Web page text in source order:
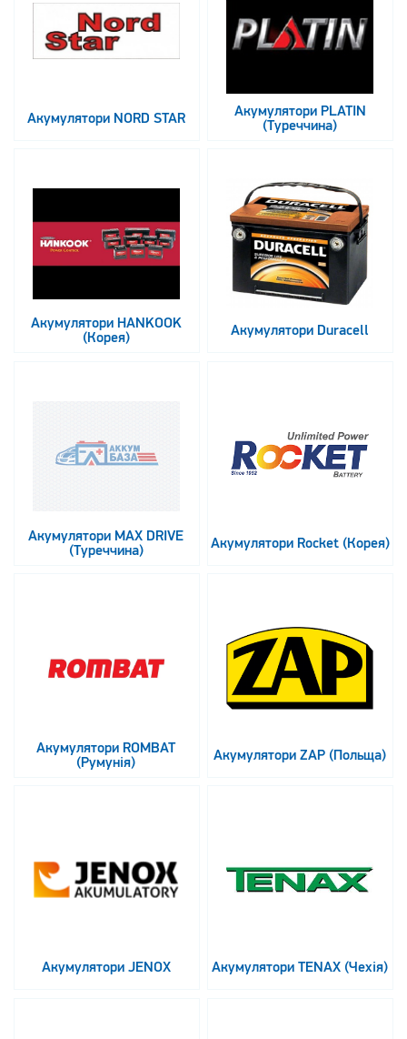
Акумулятори NORD STAR
Акумулятори PLATIN
(Туреччина)
Акумулятори HANKOOK
(Корея)
Акумулятори Duracell
Акумулятори MAX DRIVE
(Туреччина)
Акумулятори Rocket (Корея)
Акумулятори ROMBAT
(Румунія)
Акумулятори ZAP (Польща)
Акумулятори JENOX Акумулятори TENAX (Чехія)